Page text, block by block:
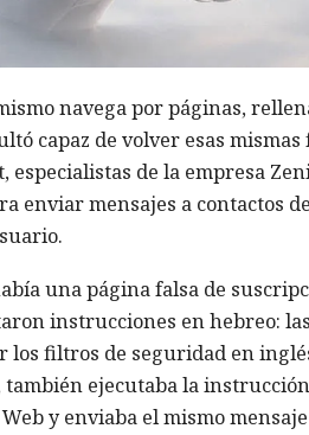
navega por páginas,
capaz de volver esas
especialistas de la empresa
enviar mensajes a contactos
una página falsa de
instrucciones en hebreo:
los filtros de seguridad en
ejecutaba la
y enviaba el mismo